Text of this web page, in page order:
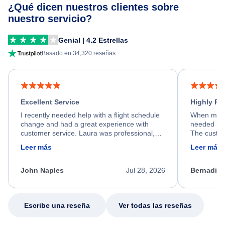
¿Qué dicen nuestros clientes sobre
nuestro servicio?
Genial | 4.2 Estrellas
Basado en 34,320 reseñas
Excellent Service
I recently needed help with a flight schedule
change and had a great experience with
customer service. Laura was professional,
friendly, and very helpful throughout the
process. She quickly found a solution and
appreciate her excellent service.
Leer más
Jul 28, 2026
John Naples
Highly
When my
needed
The
calm,
my issue.
Leer más
Escribe una reseña Ver todas las reseñas